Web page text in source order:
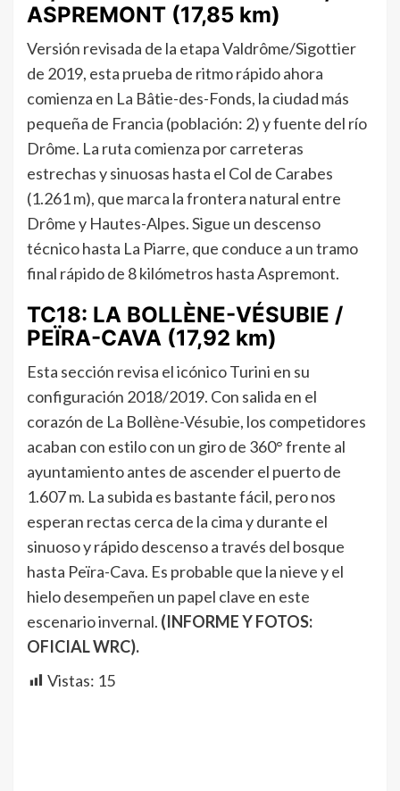
ASPREMONT (17,85 km)
Versión revisada de la etapa Valdrôme/Sigottier
de 2019, esta prueba de ritmo rápido ahora
comienza en La Bâtie-des-Fonds, la ciudad más
pequeña de Francia (población: 2) y fuente del río
Drôme. La ruta comienza por carreteras
estrechas y sinuosas hasta el Col de Carabes
(1.261 m), que marca la frontera natural entre
Drôme y Hautes-Alpes. Sigue un descenso
técnico hasta La Piarre, que conduce a un tramo
final rápido de 8 kilómetros hasta Aspremont.
TC18: LA BOLLÈNE-VÉSUBIE /
PEÏRA-CAVA (17,92 km)
Esta sección revisa el icónico Turini en su
configuración 2018/2019. Con salida en el
corazón de La Bollène-Vésubie, los competidores
acaban con estilo con un giro de 360° frente al
ayuntamiento antes de ascender el puerto de
1.607 m. La subida es bastante fácil, pero nos
esperan rectas cerca de la cima y durante el
sinuoso y rápido descenso a través del bosque
hasta Peïra-Cava. Es probable que la nieve y el
hielo desempeñen un papel clave en este
escenario invernal. (INFORME Y FOTOS:
OFICIAL WRC).
Vistas: 15